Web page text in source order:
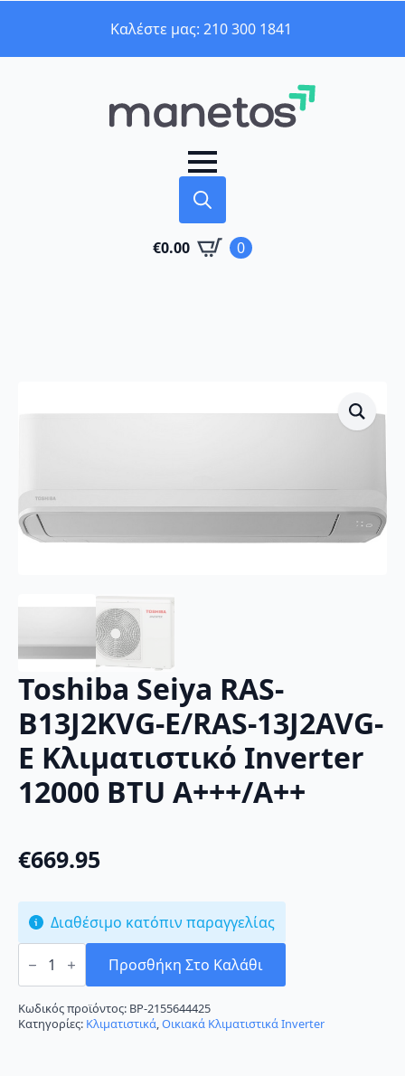
Καλέστε μας: 210 300 1841
for:
€0.00 0
Toshiba Seiya RAS-
B13J2KVG-E/RAS-13J2AVG-
E Κλιματιστικό Inverter
12000 BTU A+++/A++
€669.95
Διαθέσιμο κατόπιν παραγγελίας
Toshiba
Seiya
B13J2KVG-
E/RAS-
13J2AVG-
Προσθήκη Στο Καλάθι
Κωδικός προϊόντος: BP-2155644425
Κατηγορίες: Κλιματιστικά,Οικιακά Κλιματιστικά Inverter